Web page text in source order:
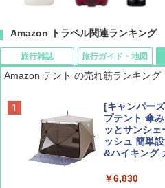
Amazon トラベル関連ランキング
旅行雑誌
BE-PAL(ビ-
SOTO ミニ
￥1,500
旅行ガイド・地図
D40 地球の
力的な町
￥2,079
Amazon テント の売れ筋ランキング
[キャンパー
プテント 傘
ッとサンシ
ッシュ 簡単
&ハイキング
￥6,830